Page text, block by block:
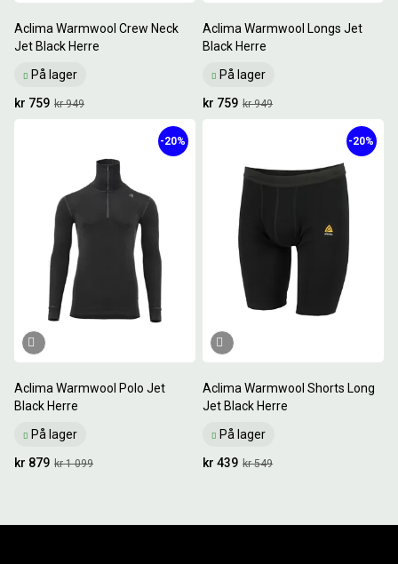
Aclima Warmwool Crew Neck
Jet Black Herre
På lager
kr 949
kr 759
Aclima Warmwool Longs Jet
Black Herre
På lager
kr 949
kr 759
Aclima Warmwool Polo Jet
Black Herre
På lager
-20%
kr 1 099
kr 879
Aclima Warmwool Shorts Long
Jet Black Herre
På lager
-20%
kr 549
kr 439